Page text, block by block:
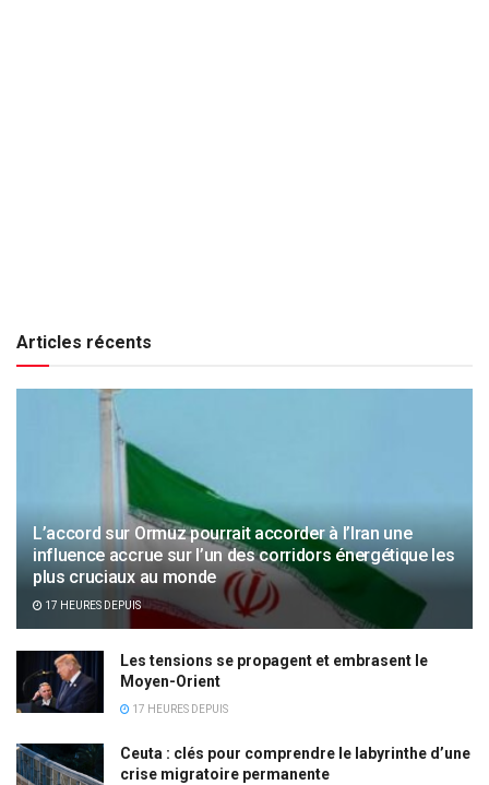
Articles récents
L’accord sur Ormuz pourrait accorder à l’Iran une
influence accrue sur l’un des corridors énergétique les
plus cruciaux au monde
17 HEURES DEPUIS
Les tensions se propagent et embrasent le
Moyen-Orient
17 HEURES DEPUIS
Ceuta : clés pour comprendre le labyrinthe d’une
crise migratoire permanente